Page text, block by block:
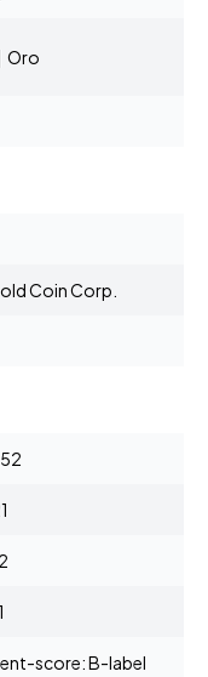
Oro
Coin Corp.
score: B-label